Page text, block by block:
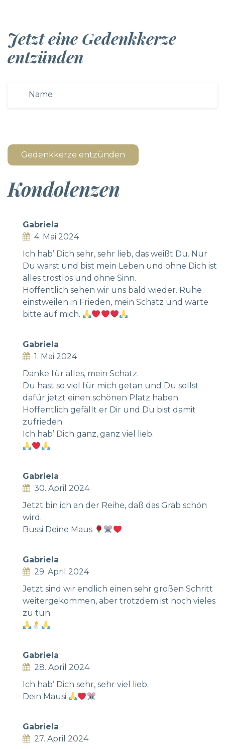
Jetzt eine Gedenkkerze
entzünden
Gedenkkerze entzünden
Kondolenzen
Gabriela
4. Mai 2024
Ich hab’ Dich sehr, sehr lieb, das weißt Du. Nur
Du warst und bist mein Leben und ohne Dich ist
alles trostlos und ohne Sinn.
Hoffentlich sehen wir uns bald wieder. Ruhe
einstweilen in Frieden, mein Schatz und warte
bitte auf mich.
Gabriela
1. Mai 2024
Danke für alles, mein Schatz.
Du hast so viel für mich getan und Du sollst
dafür jetzt einen schönen Platz haben.
Hoffentlich gefällt er Dir und Du bist damit
zufrieden.
Ich hab’ Dich ganz, ganz viel lieb.
Gabriela
30. April 2024
Jetzt bin ich an der Reihe, daß das Grab schön
wird.
Bussi Deine Maus
Gabriela
29. April 2024
Jetzt sind wir endlich einen sehr großen Schritt
weitergekommen, aber trotzdem ist noch vieles
zu tun.
Gabriela
28. April 2024
Ich hab’ Dich sehr, sehr viel lieb.
Dein Mausi
Gabriela
27. April 2024